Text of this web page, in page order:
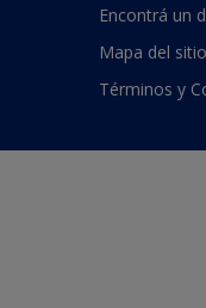
Encontrá un
Mapa del sitio
Términos y